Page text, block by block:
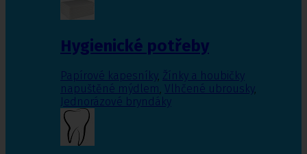
Hygienické potřeby
Papírové kapesníky, Žínky a houbičky
napuštěné mýdlem, Vlhčené ubrousky,
Jednorázové bryndáky